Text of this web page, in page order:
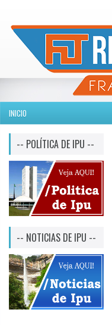
INICIO
-- POLÍTICA DE IPU --
-- NOTICIAS DE IPU --